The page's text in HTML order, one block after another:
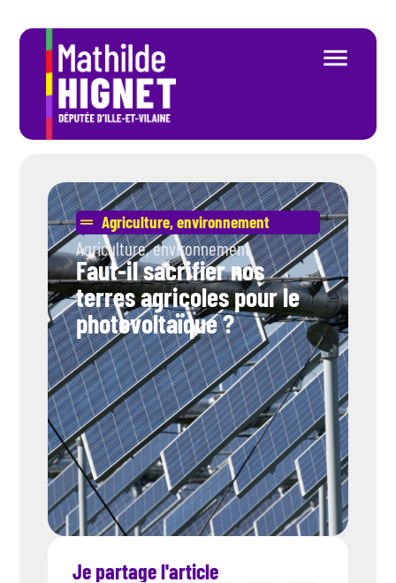
Agriculture,environnement
Agriculture,environnement
Faut-il sacrifier nos
terres agricoles pour le
photovoltaïque ?
Je partage l'article